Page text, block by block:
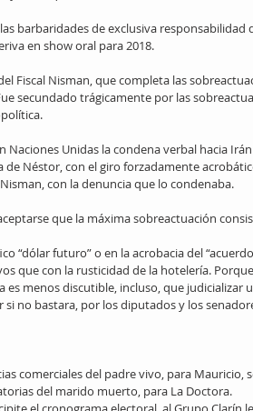
barbaridades de exclusiva responsabilidad
en show oral para 2018.
Fiscal Nisman, que completa las
secundado trágicamente por las
Naciones Unidas la condena verbal hacia
de Néstor, con el giro forzadamente
con la denuncia que lo condenaba.
que la máxima sobreactuación
“dólar futuro” o en la acrobacia del
que con la rusticidad de la hotelería.
es menos discutible, incluso, que judicializar
si no bastara, por los diputados y los
comerciales del padre vivo, para
del marido muerto, para La Doctora.